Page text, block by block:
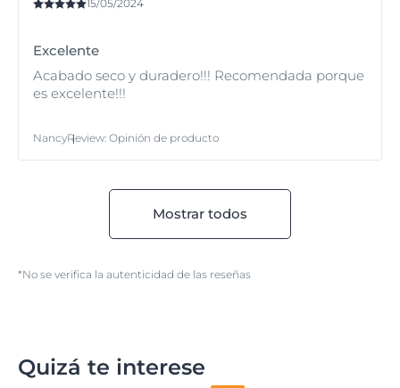
15/05/2024
Excelente
Acabado seco y duradero!!! Recomendada porque
es excelente!!!
NancyReview: Opinión de producto
Mostrar todos
*No se verifica la autenticidad de las reseñas
Quizá te interese